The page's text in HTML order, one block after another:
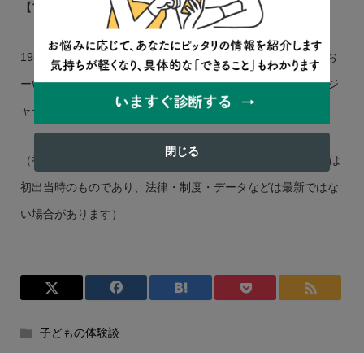
【プロフィール】中村秀治（なかむら・しゅうじ）
1986年生まれ。長崎県在住。小学5年生で不登校。著書に『お
ーい、中村くん―ひきこもりのボランティア体験記』（生活ジ
ャーナル）。同書はAmazonや楽天などで注文可能。
（初出：不登校新聞569号（2022年1月1日発行）。掲載内容は
初出当時のものであり、法律・制度・データなどは最新ではな
い場合があります）
子どもの体験談
閉じる